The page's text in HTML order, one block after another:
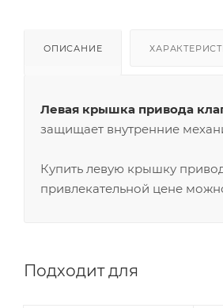
ОПИСАНИЕ
Левая крышка привода
защищает внутренние
Купить левую крышку
привлекательной цене
Подходит для